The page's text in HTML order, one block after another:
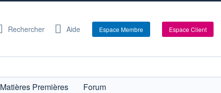
Rechercher Aide Espace Membre Espace Client
Matières Premières
Forum